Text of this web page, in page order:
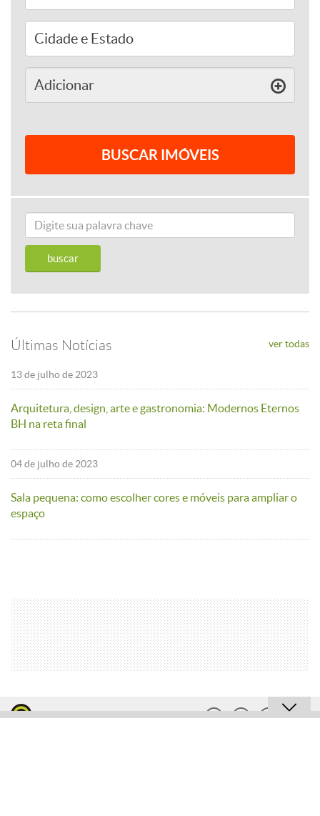
adicionar
Últimas Notícias ver todas
13 de julho de 2023
Arquitetura, design, arte e gastronomia: Modernos Eternos
BH na reta final
04 de julho de 2023
Sala pequena: como escolher cores e móveis para ampliar o
espaço